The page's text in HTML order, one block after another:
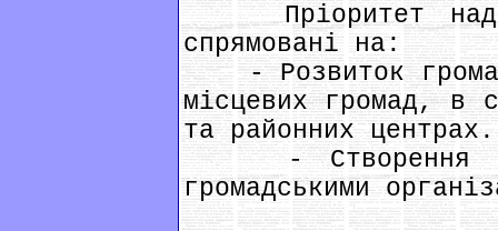
Пріоритет
спрямовані на:
- Розвиток
місцевих громад, в
та районних центрах.
- Створення
громадськими